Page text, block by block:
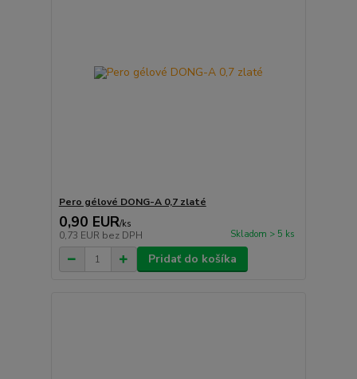
Pero gélové DONG-A 0,7 zlaté
0,90 EUR/ks
0,73 EUR bez DPH Skladom > 5 ks
Pridať do košíka